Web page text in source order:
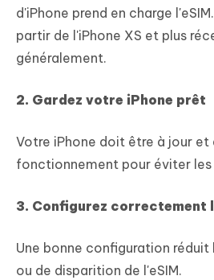
d'iPhone prend en charge
partir de l'iPhone XS et plus
généralement.
2. Gardez votre iPhone prêt
Votre iPhone doit être à jour et
fonctionnement pour éviter les
3. Configurez correctement
Une bonne configuration réduit
ou de disparition de l'eSIM.